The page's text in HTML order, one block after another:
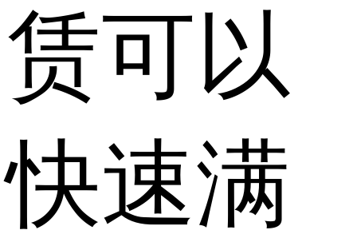
赁可以
快速满